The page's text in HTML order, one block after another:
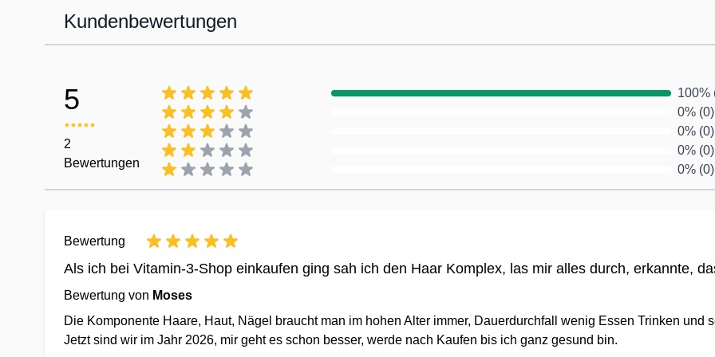
Kundenbewertungen
5
2
Bewertungen
100%
0% (0)
0% (0)
0% (0)
0% (0)
Bewertung
Als ich bei Vitamin-3-Shop einkaufen ging sah ich den Haar Komplex, las mir alles durch, erkannte,
Bewertung von Moses
Die Komponente Haare, Haut, Nägel braucht man im hohen Alter immer, Dauerdurchfall wenig Essen Trinken und
Jetzt sind wir im Jahr 2026, mir geht es schon besser, werde nach Kaufen bis ich ganz gesund bin.